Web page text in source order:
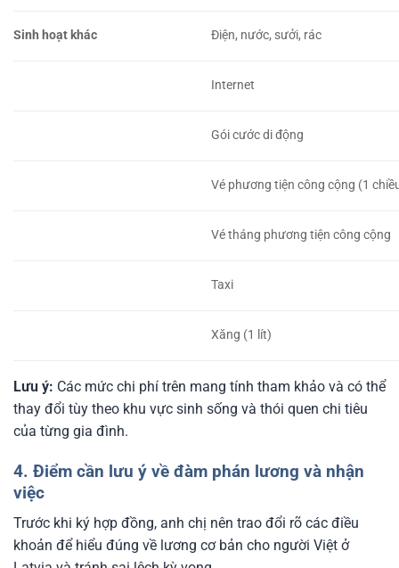
Sinh hoạt khác Điện, nước, sưởi, rác
Internet
Gói cước di động
Vé phương tiện công cộng (1
Vé tháng phương tiện công cộng
Taxi
Xăng (1 lít)
Lưu ý: Các mức chi phí trên mang tính tham khảo và có thể
thay đổi tùy theo khu vực sinh sống và thói quen chi tiêu
của từng gia đình.
4. Điểm cần lưu ý về đàm phán lương và nhận
việc
Trước khi ký hợp đồng, anh chị nên trao đổi rõ các điều
khoản để hiểu đúng về lương cơ bản cho người Việt ở